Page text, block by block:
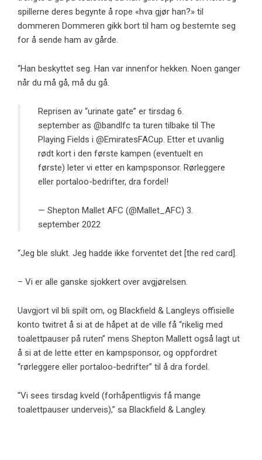
spillerne deres begynte å rope «hva gjør han?» til
dommeren Dommeren gikk bort til ham og bestemte seg
for å sende ham av gårde.
“Han beskyttet seg. Han var innenfor hekken. Noen ganger
når du må gå, må du gå.
Reprisen av “urinate gate” er tirsdag 6.
september as @bandlfc ta turen tilbake til The
Playing Fields i @EmiratesFACup. Etter et uvanlig
rødt kort i den første kampen (eventuelt en
første) leter vi etter en kampsponsor. Rørleggere
eller portaloo-bedrifter, dra fordel!
— Shepton Mallet AFC (@Mallet_AFC) 3.
september 2022
“Jeg ble slukt. Jeg hadde ikke forventet det [the red card].
– Vi er alle ganske sjokkert over avgjørelsen.
Uavgjort vil bli spilt om, og Blackfield & Langleys offisielle
konto twitret å si at de håpet at de ville få “rikelig med
toalettpauser på ruten” mens Shepton Mallett også lagt ut
å si at de lette etter en kampsponsor, og oppfordret
“rørleggere eller portaloo-bedrifter” til å dra fordel.
“Vi sees tirsdag kveld (forhåpentligvis få mange
toalettpauser underveis),” sa Blackfield & Langley.